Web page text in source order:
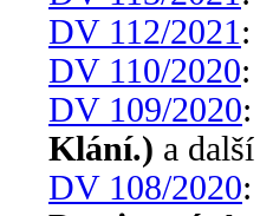
DV 112/2021 :
DV 110/2020:
DV 109/2020:
Klání.) a další
DV 108/2020: